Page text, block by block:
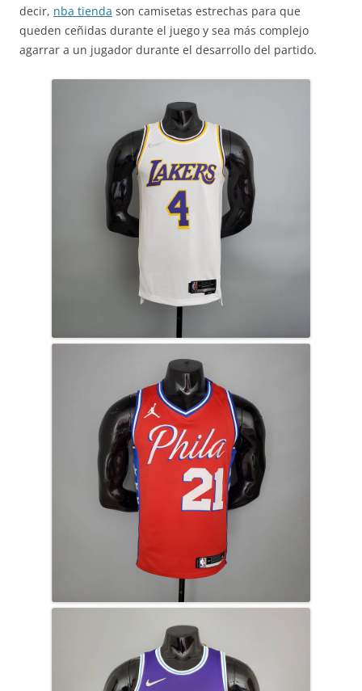
decir, nba tienda son camisetas estrechas para que
queden ceñidas durante el juego y sea más complejo
agarrar a un jugador durante el desarrollo del partido.